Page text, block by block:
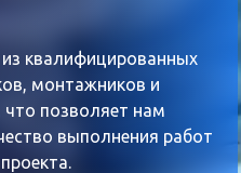
квалифицированных
монтажников и
что позволяет нам
выполнения работ